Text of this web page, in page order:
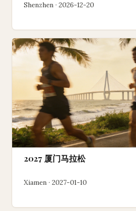
Shenzhen · 2026-12-20
2027 厦门马拉松
Xiamen · 2027-01-10